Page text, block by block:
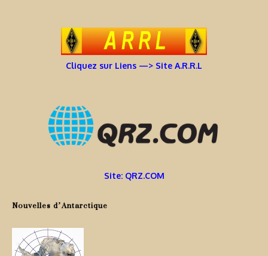
Cliquez sur Liens —> Site A.R.R.L
Site: QRZ.COM
Nouvelles d’Antarctique